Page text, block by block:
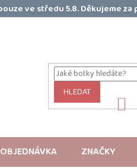
ve středu 5.8. Děkujeme
HLEDAT
ZNAČKY